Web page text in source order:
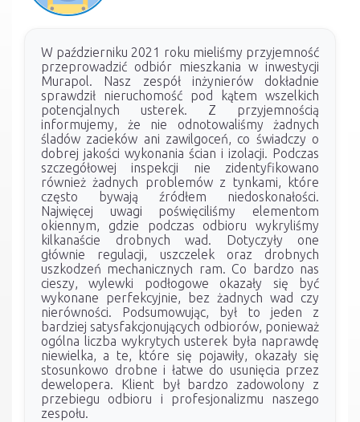
W październiku 2021 roku mieliśmy przyjemność
przeprowadzić odbiór mieszkania w inwestycji
Murapol. Nasz zespół inżynierów dokładnie
sprawdził nieruchomość pod kątem wszelkich
potencjalnych usterek. Z przyjemnością
informujemy, że nie odnotowaliśmy żadnych
śladów zacieków ani zawilgoceń, co świadczy o
dobrej jakości wykonania ścian i izolacji. Podczas
szczegółowej inspekcji nie zidentyfikowano
również żadnych problemów z tynkami, które
często bywają źródłem niedoskonałości.
Najwięcej uwagi poświęciliśmy elementom
okiennym, gdzie podczas odbioru wykryliśmy
kilkanaście drobnych wad. Dotyczyły one
głównie regulacji, uszczelek oraz drobnych
uszkodzeń mechanicznych ram. Co bardzo nas
cieszy, wylewki podłogowe okazały się być
wykonane perfekcyjnie, bez żadnych wad czy
nierówności. Podsumowując, był to jeden z
bardziej satysfakcjonujących odbiorów, ponieważ
ogólna liczba wykrytych usterek była naprawdę
niewielka, a te, które się pojawiły, okazały się
stosunkowo drobne i łatwe do usunięcia przez
dewelopera. Klient był bardzo zadowolony z
przebiegu odbioru i profesjonalizmu naszego
zespołu.